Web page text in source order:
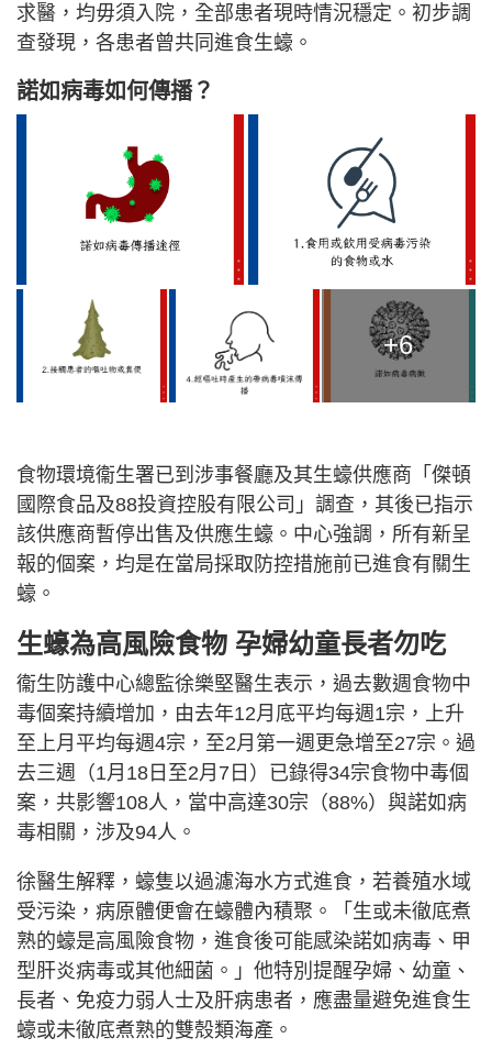
求醫，均毋須入院，全部患者現時情況穩定。初步調
查發現，各患者曾共同進食生蠔。
諾如病毒如何傳播？
+6
食物環境衞生署已到涉事餐廳及其生蠔供應商「傑頓
國際食品及88投資控股有限公司」調查，其後已指示
該供應商暫停出售及供應生蠔。中心強調，所有新呈
報的個案，均是在當局採取防控措施前已進食有關生
蠔。
生蠔為高風險食物 孕婦幼童長者勿吃
衞生防護中心總監徐樂堅醫生表示，過去數週食物中
毒個案持續增加，由去年12月底平均每週1宗，上升
至上月平均每週4宗，至2月第一週更急增至27宗。過
去三週（1月18日至2月7日）已錄得34宗食物中毒個
案，共影響108人，當中高達30宗（88%）與諾如病
毒相關，涉及94人。
徐醫生解釋，蠔隻以過濾海水方式進食，若養殖水域
受污染，病原體便會在蠔體內積聚。「生或未徹底煮
熟的蠔是高風險食物，進食後可能感染諾如病毒、甲
型肝炎病毒或其他細菌。」他特別提醒孕婦、幼童、
長者、免疫力弱人士及肝病患者，應盡量避免進食生
蠔或未徹底煮熟的雙殼類海產。